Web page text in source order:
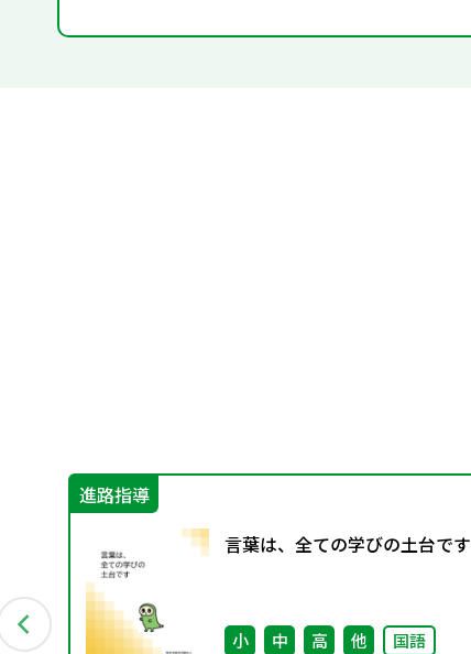
進路指導
言葉は、全ての学びの土台です
小 中 高 他
国語